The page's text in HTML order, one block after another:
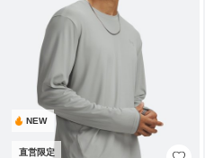
NEW
直営限定